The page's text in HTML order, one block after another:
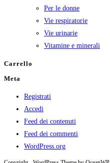
Per le donne
Vie respiratorie
Vie urinarie
Vitamine e minerali
Carrello
Meta
Registrati
Accedi
Feed dei contenuti
Feed dei commenti
WordPress.org